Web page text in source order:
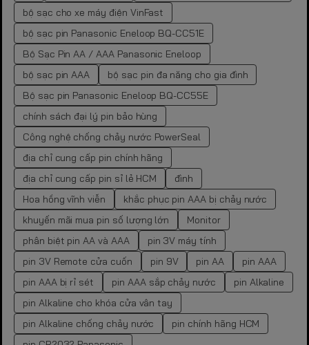
bộ sạc cho xe máy điện VinFast
bộ sạc pin Panasonic Eneloop BQ-CC51E
Bộ Sạc Pin AA / AAA Panasonic Eneloop
bộ sạc pin AAA
bộ sạc pin đa năng cho gia đình
Bộ sạc pin Panasonic Eneloop BQ-CC55E
chính sách đại lý pin bảo hùng
Công nghệ chống chảy nước PowerSeal
địa chỉ cung cấp pin chính hãng
địa chỉ cung cấp pin sỉ lẻ HCM
đình
Hoa hồng vĩnh viễn
khắc phục pin AAA bị chảy nước
khuyến mãi mua pin số lượng lớn
Monitor
phân biệt pin AA và AAA
pin 3V máy tính
pin 3V Remote cửa cuốn
pin 9V pin AA
pin AAA
pin AAA bị rỉ sét
pin AAA sắp chảy nước
pin Alkaline
pin Alkaline cho khóa cửa vân tay
pin Alkaline chống chảy nước
pin chính hãng HCM